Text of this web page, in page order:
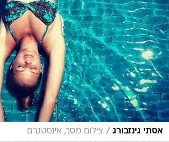
אסתי גינזבורג / צילום מסך, אינסטגרם